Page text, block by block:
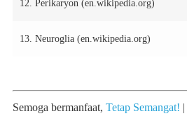
12. Perikaryon(en.wikipedia.org)
13. Neuroglia(en.wikipedia.org)
Semoga bermanfaat, Tetap Semangat! |